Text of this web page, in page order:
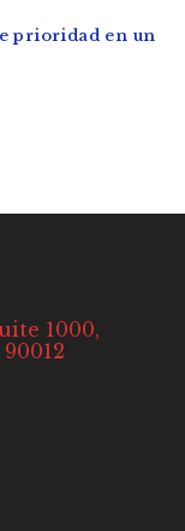
prioridad en un
1000,